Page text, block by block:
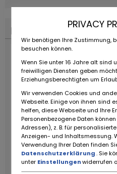
PRIVACY
Wir benötigen Ihre Zustimmung,
besuchen können.
Wenn Sie unter 16 Jahre alt sind
freiwilligen Diensten geben
Erziehungsberechtigten um
Wir verwenden Cookies und
Webseite. Einige von ihnen sind
helfen, diese Webseite und Ihre
Personenbezogene Daten
Adressen), z. B. für
Anzeigen- und Inhaltsmessung.
Verwendung Ihrer Daten finden
Datenschutzerklärung. Sie
unter Einstellungenwiderrufen